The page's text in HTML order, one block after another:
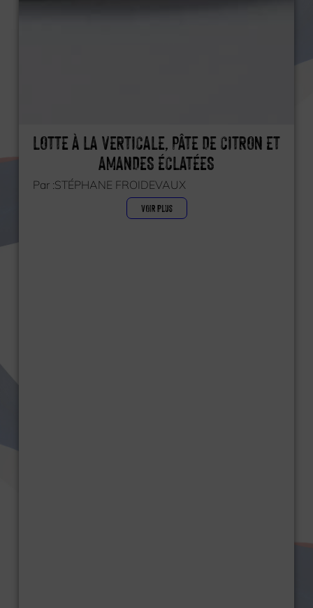
LOTTE À LA VERTICALE, PÂTE DE CITRON ET
AMANDES ÉCLATÉES
Par :STÉPHANE FROIDEVAUX
VOIR PLUS